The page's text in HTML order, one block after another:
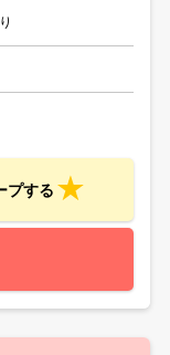
プする